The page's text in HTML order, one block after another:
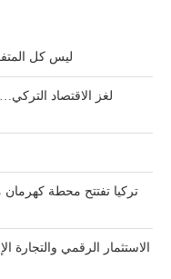
ليس كل
لغز الاقتصاد
الاستثمار الرقمي